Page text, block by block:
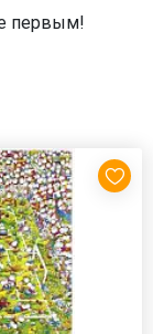
первым!